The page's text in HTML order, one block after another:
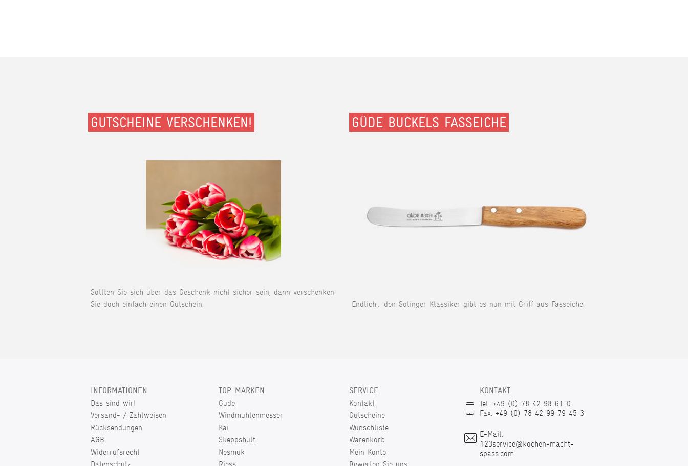
GUTSCHEINE VERSCHENKEN!
Sollten Sie sich über das Geschenk nicht sicher sein, dann verschenken
Sie doch einfach einen Gutschein.
GÜDE BUCKELS FASSEICHE
Endlich... den Solinger Klassiker gibt es nun mit Griff aus Fasseiche.
INFORMATIONEN
Das sind wir!
Versand- / Zahlweisen
Rücksendungen
AGB
Widerrufsrecht
TOP-MARKEN
Güde
Windmühlenmesser
Kai
Skeppshult
Nesmuk
SERVICE
Kontakt
Gutscheine
Wunschliste
Warenkorb
Mein Konto
KONTAKT
Tel: +49 (0) 78 42 98 61 0
Fax: +49 (0) 78 42 99 79 45 3
E-Mail:
123service@kochen-macht-
spass.com